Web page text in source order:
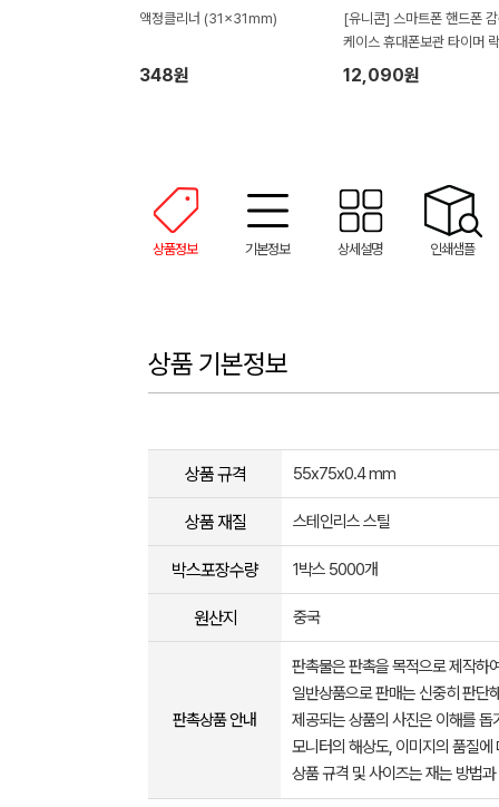
액정클리너 (31x31mm)
348원
[유니콘] 스마트폰 핸드폰
케이스 휴대폰보관 타이머
스 디지털 디톡스 ZQ-
(95mm x 20mm x
12,090원
상품정보 기본정보 상세설명 인쇄샘플
상품 기본정보
상품 규격 55x75x0.4 mm
상품 재질 스테인리스 스틸
박스포장수량 1박스 5000개
원산지 중국
판촉상품 안내
판촉물은 판촉을 목적으로 제작하
일반상품으로 판매는 신중히 판단
제공되는 상품의 사진은 이해를
모니터의 해상도, 이미지의 품질
상품 규격 및 사이즈는 재는 방법